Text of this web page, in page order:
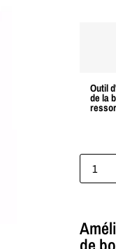
Outil
de la